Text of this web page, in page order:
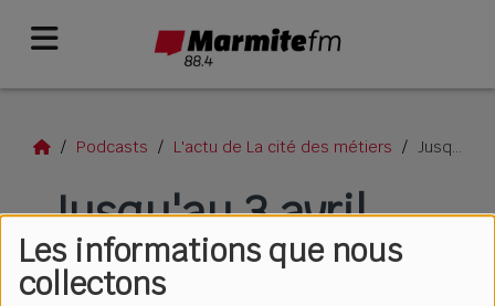
Les informations que nous
collectons
Podcasts L'actu de La cité des métiers Jusqu'au 3 avril
Jusqu'au 3 avril